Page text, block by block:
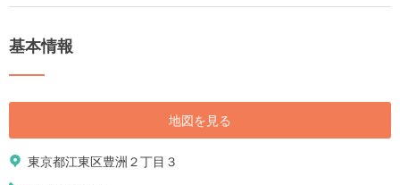
は、半日〜 1日を楽しく過ごせるおでかけプランをご紹介していきます。
基本情報
地図を見る
東京都江東区豊洲２丁目３